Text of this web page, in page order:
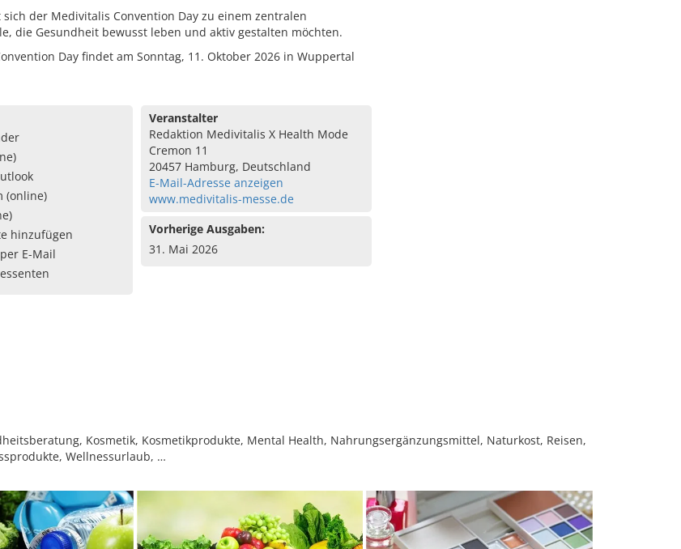
der Medivitalis Convention Day zu einem zentralen
die Gesundheit bewusst leben und aktiv gestalten möchten.
Day findet am Sonntag, 11. Oktober 2026 in Wuppertal
(online)
hinzufügen
E-Mail
Veranstalter
Redaktion Medivitalis X Health Mode
Cremon 11
20457 Hamburg, Deutschland
E-Mail-Adresse anzeigen
www.medivitalis-messe.de
Vorherige Ausgaben:
31. Mai 2026
Kosmetik, Kosmetikprodukte, Mental Health, Nahrungsergänzungsmittel, Naturkost, Reisen,
Wellnessurlaub, …